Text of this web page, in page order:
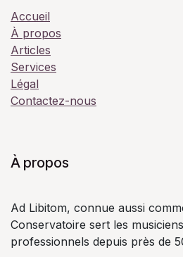
Accueil
À propos
Articles
Services
Légal
Contactez-nous
À propos
Ad Libitom, connue aussi
Conservatoire sert les
professionnels depuis près de